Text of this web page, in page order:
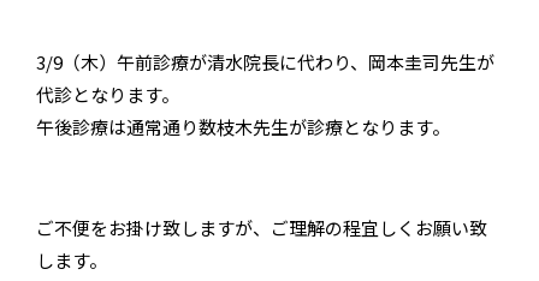
3/9（木）午前診療が清水院長に代わり、岡本圭司先生が
代診となります。
午後診療は通常通り数枝木先生が診療となります。
ご不便をお掛け致しますが、ご理解の程宜しくお願い致
します。